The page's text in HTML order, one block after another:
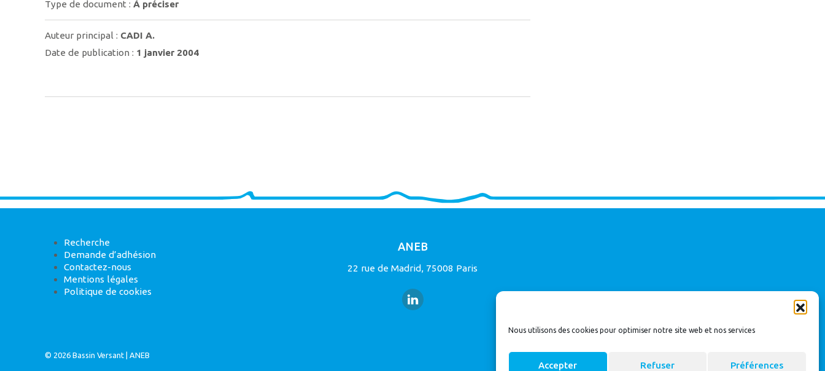
Nous utilisons des cookies pour optimiser notre site web et nos services
Accepter Refuser Préférences
Type de document :À préciser
Auteur principal : CADI A.
Date de publication : 1 janvier 2004
Recherche
Demande d’adhésion
Contactez-nous
Mentions légales
Politique de cookies
ANEB
22 rue de Madrid, 75008 Paris
© 2026Bassin Versant |ANEB